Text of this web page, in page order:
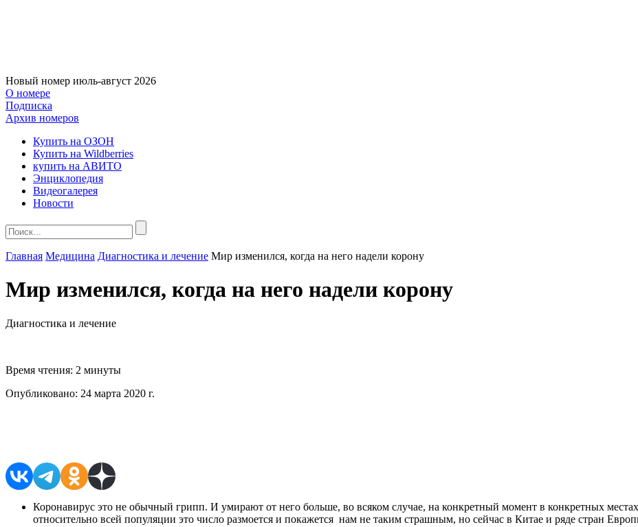
Новый номер июль-август 2026
О номере
Подписка
Архив номеров
Купить на ОЗОН
Купить на Wildberries
купить на АВИТО
Энциклопедия
Видеогалерея
Новости
Главная Медицина Диагностика и лечение Мир изменился, когда на него надели корону
Мир изменился, когда на него надели корону
Диагностика и лечение
Время чтения: 2 минуты
Опубликовано: 24 марта 2020 г.
Коронавирус это не обычный грипп. И умирают от него больше, во всяком случае, на конкретный момент в конкретных
относительно всей популяции это число размоется и покажется нам не таким страшным, но сейчас в Китае и ряде стран